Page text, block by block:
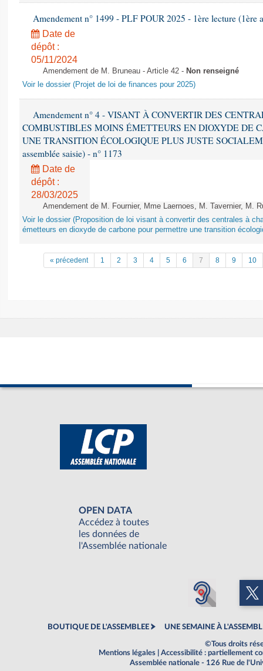
Amendement n° 1499 - PLF POUR 2025 - 1ère lecture (1ère
Date de
dépôt :
05/11/2024
Amendement de M. Bruneau - Article 42 - Non renseigné
Voir le dossier (Projet de loi de finances pour 2025)
Amendement n° 4 - VISANT À CONVERTIR DES
COMBUSTIBLES MOINS ÉMETTEURS EN DIOXYDE DE
UNE TRANSITION ÉCOLOGIQUE PLUS JUSTE
assemblée saisie) - n° 1173
Date de
dépôt :
28/03/2025
Amendement de M. Fournier, Mme Laernoes, M. Tavernier, M.
Voir le dossier (Proposition de loi visant à convertir des centrales à
émetteurs en dioxyde de carbone pour permettre une transition
« précedent 1 2 3 4 5 6 7 8 9 10
OPEN DATA
Accédez à toutes
les données de
l'Assemblée nationale
BOUTIQUE DE L'ASSEMBLEE UNE SEMAINE À
©Tous droits
Mentions légales
Accessibilité : partiellement
Assemblée nationale - 126 Rue de